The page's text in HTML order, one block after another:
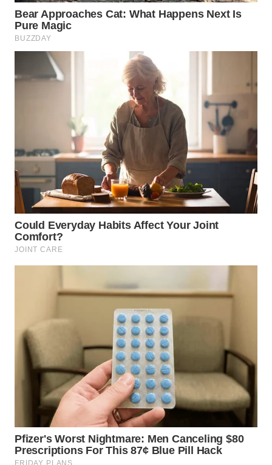
WN
KEPULAUAN
SERIBU
WN
TANGERANG
WN
CIREBON
WN
INDRAMAYU
WN
WN
SUBANG
SUKABUMI
WN
PURWAKARTA